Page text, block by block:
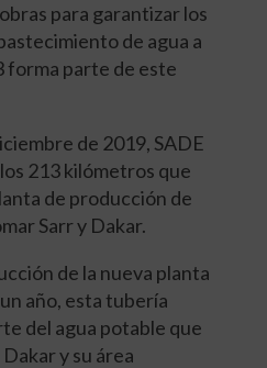
para garantizar los
de agua a
forma parte de este
de 2019, SADE
213 kilómetros que
de producción de
Sarr y Dakar.
de la nueva planta
año, esta tubería
del agua potable que
y su área